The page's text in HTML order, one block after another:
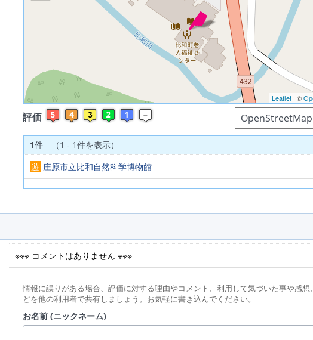
※ マップを検索、表示中です ※
Leaflet| ©
評価
1件 （1 - 1件を表示）
遊 庄原市立比和自然科学博物館
※※※ コメントはありません ※※※
情報に誤りがある場合、評価に対する理由やコメント、利用して気づいた事や感想
どを他の利用者で共有しましょう。お気軽に書き込んでください。
お名前 (ニックネーム)